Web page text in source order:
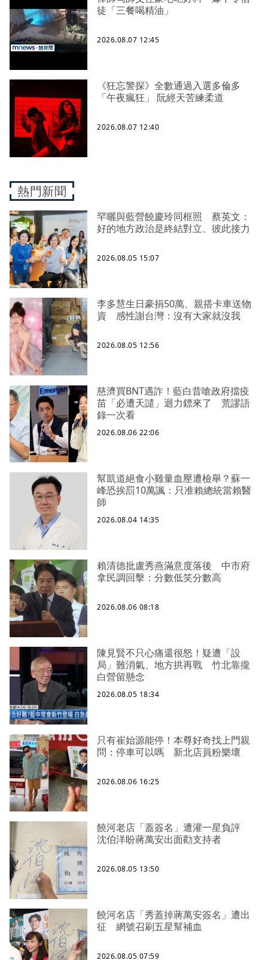
徒「三餐喝精油」
2026.08.07 12:45
《狂忘警探》全數通過入選多倫多
「午夜瘋狂」 阮經天苦練柔道
2026.08.07 12:40
熱門新聞
罕曬與藍營饒慶玲同框照 蔡英文：
好的地方政治是終結對立、彼此接力
2026.08.05 15:07
李多慧生日豪捐50萬、親搭卡車送物
資 感性謝台灣：沒有大家就沒我
2026.08.05 12:56
慈濟買BNT遇詐！藍白昔嗆政府擋疫
苗「必遭天譴」迴力鏢來了 荒謬語
錄一次看
2026.08.06 22:06
幫凱道絕食小雞量血壓遭檢舉？蘇一
峰恐挨罰10萬諷：只准賴總統當賴醫
師
2026.08.04 14:35
賴清德批盧秀燕滿意度落後 中市府
拿民調回擊：分數低笑分數高
2026.08.06 08:18
陳見賢不只心痛還很怒！疑遭「設
局」難消氣、地方拱再戰 竹北靠攏
白營留懸念
2026.08.05 18:34
只有崔始源能停！本尊好奇找上門親
問：停車可以嗎 新北店員粉樂壞
2026.08.06 16:25
饒河老店「蓋簽名」遭灌一星負評
沈伯洋盼蔣萬安出面勸支持者
2026.08.05 13:50
饒河名店「秀蓋掉蔣萬安簽名」遭出
征 網號召刷五星幫補血
2026.08.05 07:59